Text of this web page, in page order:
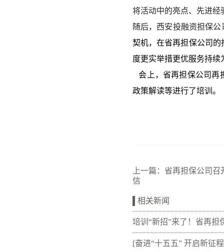
将活动中的亮点、先进经
随后，西安投融资担保
契机，在省再担保公司
度更实举措更优服务持续
会上，省再担保公司再
政策解读等进行了培训。
上一篇： 省再担保公司召
信
相关新闻
培训“新招”来了！省再担
新"以审代训"， 让政策学
[奋进“十五五” 开启新征